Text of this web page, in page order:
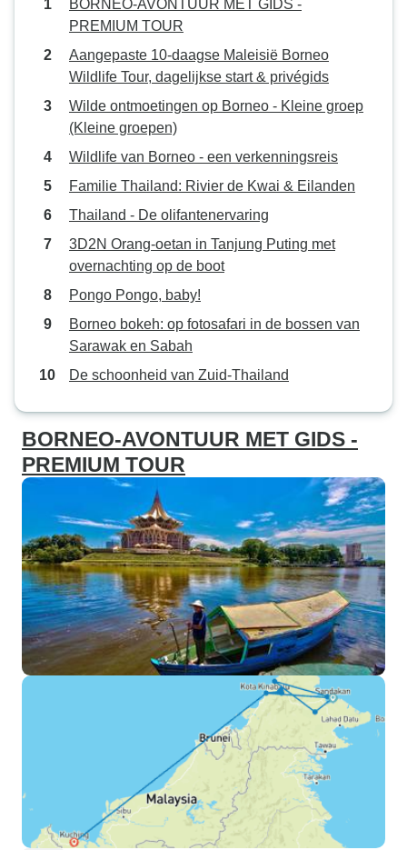
BORNEO-AVONTUUR MET GIDS -
PREMIUM TOUR
Aangepaste 10-daagse Maleisië Borneo
Wildlife Tour, dagelijkse start & privégids
Wilde ontmoetingen op Borneo - Kleine groep
(Kleine groepen)
Wildlife van Borneo - een verkenningsreis
Familie Thailand: Rivier de Kwai & Eilanden
Thailand - De olifantenervaring
3D2N Orang-oetan in Tanjung Puting met
overnachting op de boot
Pongo Pongo, baby!
Borneo bokeh: op fotosafari in de bossen van
Sarawak en Sabah
De schoonheid van Zuid-Thailand
BORNEO-AVONTUUR MET GIDS -
PREMIUM TOUR